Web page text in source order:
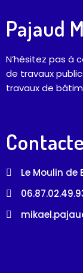
Pajaud
N’hésitez pas à
de travaux
travaux de
Le Moulin